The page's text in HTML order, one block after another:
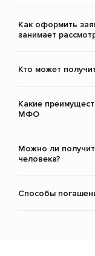
Как оформить
занимает
Кто может
Какие
МФО
Можно ли
человека?
Способы